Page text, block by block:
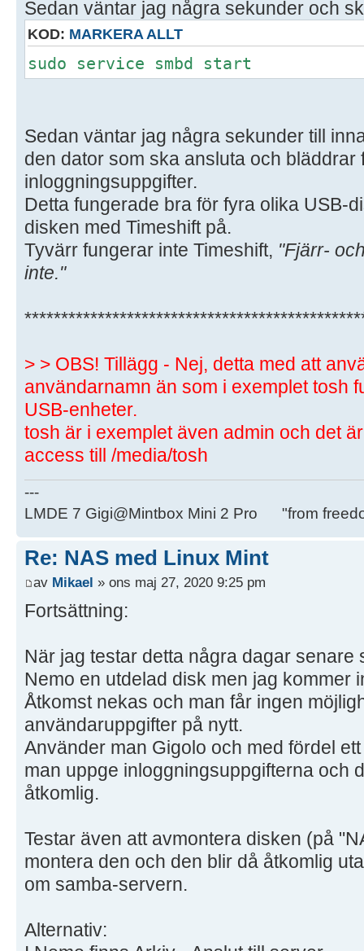
Sedan väntar jag några sekunder och
KOD: MARKERA ALLT
sudo service smbd start
Sedan väntar jag några sekunder till
den dator som ska ansluta och
inloggningsuppgifter.
Detta fungerade bra för fyra olika USB-
disken med Timeshift på.
Tyvärr fungerar inte Timeshift, "Fjärr-
inte."
> > OBS! Tillägg - Nej, detta med att
användarnamn än som i exemplet tosh
USB-enheter.
tosh är i exemplet även admin och det
access till /media/tosh
---
LMDE 7 Gigi@Mintbox Mini 2 Pro "from
Re: NAS med Linux Mint
av Mikael » ons maj 27, 2020 9:25 pm
Fortsättning:
När jag testar detta några dagar senare
Nemo en utdelad disk men jag kommer
Åtkomst nekas och man får ingen
användaruppgifter på nytt.
Använder man Gigolo och med fördel
man uppge inloggningsuppgifterna och
åtkomlig.
Testar även att avmontera disken (på
montera den och den blir då åtkomlig
om samba-servern.
Alternativ: